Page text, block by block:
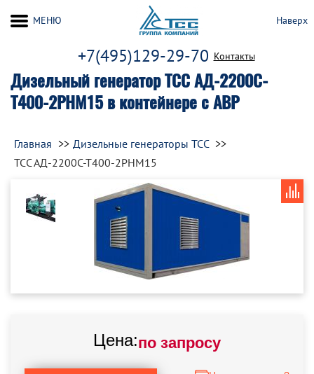
Дизельный генератор ТСС АД-2200С-
Т400-2РНМ15 в контейнере с АВР
+7(495)129-29-70 Контакты
МЕНЮ Наверх
Главная
Дизельные генераторы ТСС
ТСС АД-2200С-Т400-2РНМ15
Цена:по запросу